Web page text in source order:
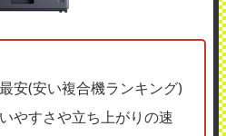
安(安い複合機ランキング)
やすさや立ち上がりの速